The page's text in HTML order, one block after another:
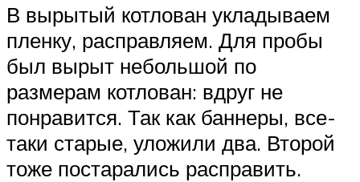
В вырытый котлован укладываем
пленку, расправляем. Для пробы
был вырыт небольшой по
размерам котлован: вдруг не
понравится. Так как баннеры, все-
таки старые, уложили два. Второй
тоже постарались расправить.